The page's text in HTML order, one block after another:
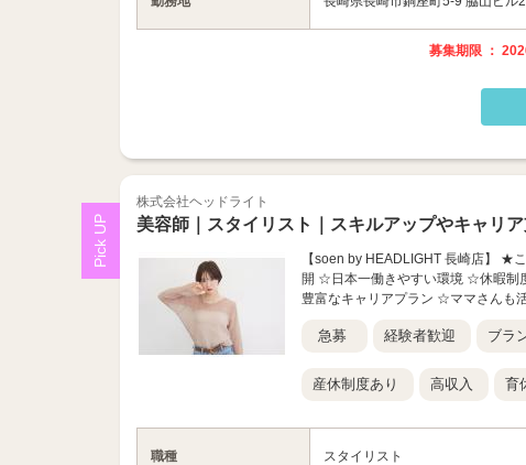
募集期限 ：
株式会社ヘッドライト
美容師｜スタイリスト｜スキルアップやキャリ
【soen by HEADLIGHT 長崎店】
開 ☆日本一働きやすい環境 ☆休暇
豊富なキャリアプラン ☆ママさんも
急募 経験者歓迎 ブラ
産休制度あり 高収入 育
職種 スタイリスト